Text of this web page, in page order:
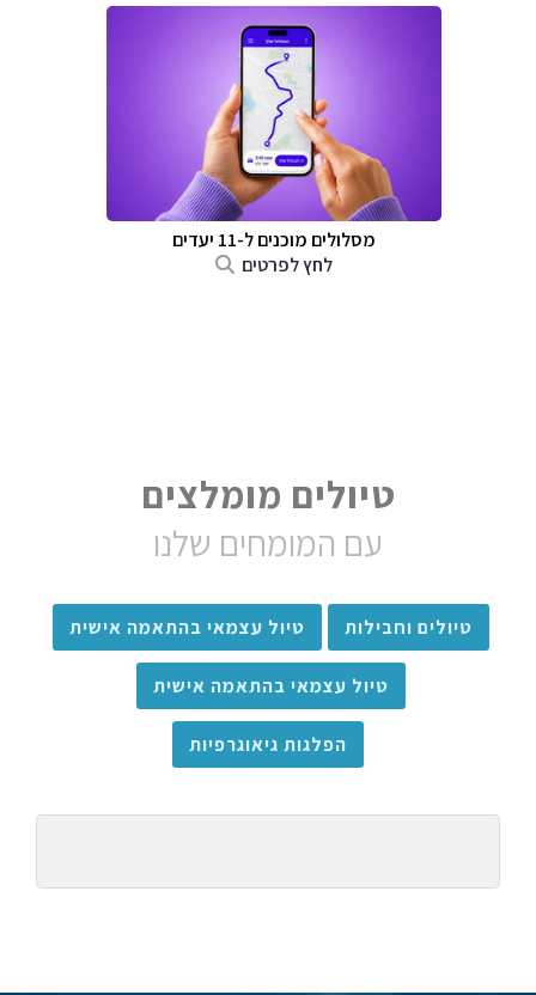
מסלולים מוכנים ל-11 יעדים
לחץ לפרטים
טיולים מומלצים
עם המומחים שלנו
טיולים וחבילות טיול עצמאי בהתאמה אישית
טיול עצמאי בהתאמה אישית
הפלגות גיאוגרפיות